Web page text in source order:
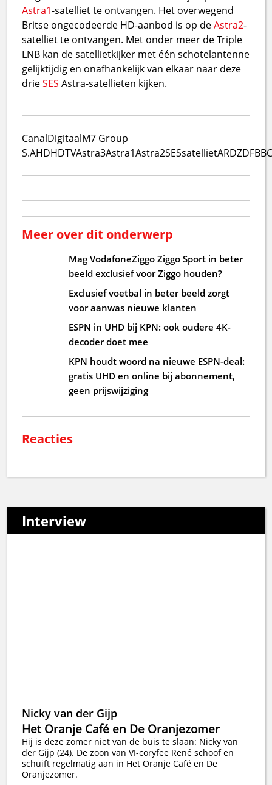
Astra1-satelliet te ontvangen. Het overwegend
Britse ongecodeerde HD-aanbod is op deAstra2-
satelliet te ontvangen. Met onder meer de Triple
LNB kan de satellietkijker met één schotelantenne
gelijktijdig en onafhankelijk van elkaar naar deze
drieSES Astra-satellieten kijken.
CanalDigitaalM7 Group
S.AHDHDTVAstra3Astra1Astra2SESsatellietARDZDF
Meer over dit onderwerp
Mag VodafoneZiggo Ziggo Sport in beter
beeld exclusief voor Ziggo houden?
Exclusief voetbal in beter beeld zorgt
voor aanwas nieuwe klanten
ESPN in UHD bij KPN: ook oudere 4K-
decoder doet mee
KPN houdt woord na nieuwe ESPN-deal:
gratis UHD en online bij abonnement,
geen prijswijziging
Reacties
Interview
Nicky van der Gijp
Het Oranje Café en De Oranjezomer
Hij is deze zomer niet van de buis te slaan: Nicky van
der Gijp (24). De zoon van VI-coryfee René schoof en
schuift regelmatig aan in Het Oranje Café en De
Oranjezomer.